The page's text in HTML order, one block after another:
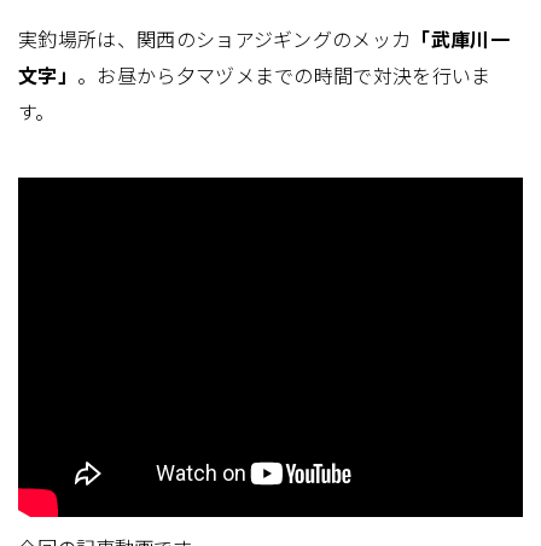
実釣場所は、関西のショアジギングのメッカ 「武庫川一
文字」 。お昼から夕マヅメまでの時間で対決を行いま
す。